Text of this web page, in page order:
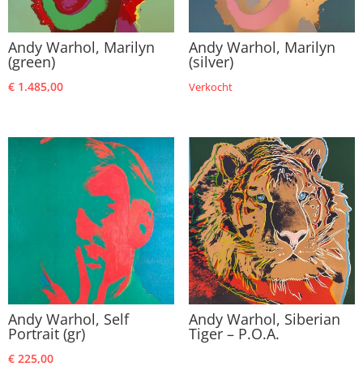
Andy Warhol, Marilyn
(green)
€ 1.485,00
Andy Warhol, Marilyn
(silver)
Verkocht
Andy Warhol, Self
Portrait (gr)
€ 225,00
Andy Warhol, Siberian
Tiger – P.O.A.